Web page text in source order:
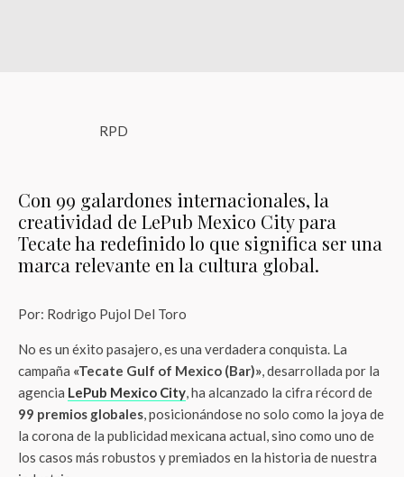
RPD
Con 99 galardones internacionales, la
creatividad de LePub Mexico City para
Tecate ha redefinido lo que significa ser una
marca relevante en la cultura global.
Por: Rodrigo Pujol Del Toro
No es un éxito pasajero, es una verdadera conquista. La
campaña «Tecate Gulf of Mexico (Bar)», desarrollada por la
agencia LePub Mexico City, ha alcanzado la cifra récord de
99 premios globales, posicionándose no solo como la joya de
la corona de la publicidad mexicana actual, sino como uno de
los casos más robustos y premiados en la historia de nuestra